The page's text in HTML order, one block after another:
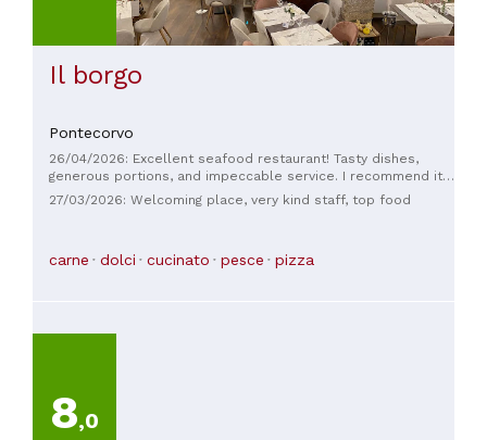
Il borgo
Pontecorvo
26/04/2026: Excellent seafood restaurant! Tasty dishes,
generous portions, and impeccable service. I recommend it
to anyone who loves fresh seafood.
27/03/2026: Welcoming place, very kind staff, top food
carne dolci cucinato pesce pizza
8,0